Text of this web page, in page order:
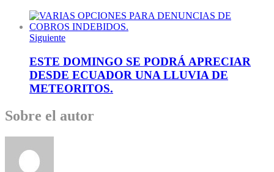
Siguiente
ESTE DOMINGO SE PODRÁ APRECIAR
DESDE ECUADOR UNA LLUVIA DE
METEORITOS.
Sobre el autor